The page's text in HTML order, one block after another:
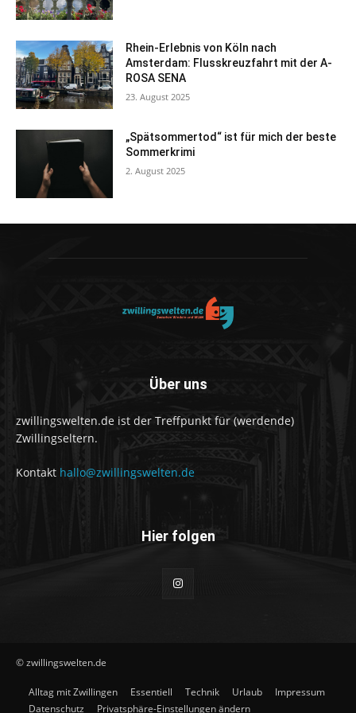
Rhein-Erlebnis von Köln nach
Amsterdam: Flusskreuzfahrt mit der A-
ROSA SENA
23. August 2025
„Spätsommertod“ ist für mich der beste
Sommerkrimi
2. August 2025
Über uns
zwillingswelten.de ist der Treffpunkt für (werdende)
Zwillingseltern.
Kontakt hallo@zwillingswelten.de
Hier folgen
© zwillingswelten.de
Alltag mit Zwillingen Essentiell Technik Urlaub
Impressum
Datenschutz
Privatsphäre-Einstellungen ändern